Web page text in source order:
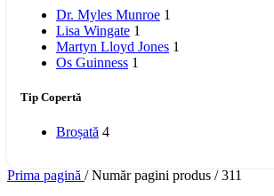
Dr. Myles Munroe 1
Lisa Wingate 1
Martyn Lloyd Jones 1
Os Guinness 1
Tip Copertă
Broșată 4
Prima pagină / Număr pagini produs / 311